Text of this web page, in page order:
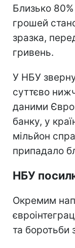
Близько
грошей
зразка,
гривень.
У НБУ
суттєво
даними
банку, у
мільйон
припадало
НБУ
Окремим
та